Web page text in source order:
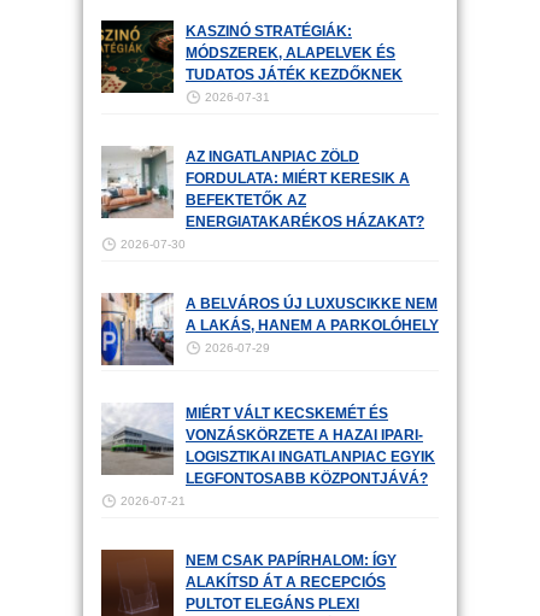
KASZINÓ STRATÉGIÁK:
MÓDSZEREK, ALAPELVEK ÉS
TUDATOS JÁTÉK KEZDŐKNEK
2026-07-31
AZ INGATLANPIAC ZÖLD
FORDULATA: MIÉRT KERESIK A
BEFEKTETŐK AZ
ENERGIATAKARÉKOS HÁZAKAT?
2026-07-30
A BELVÁROS ÚJ LUXUSCIKKE NEM
A LAKÁS, HANEM A PARKOLÓHELY
2026-07-29
MIÉRT VÁLT KECSKEMÉT ÉS
VONZÁSKÖRZETE A HAZAI IPARI-
LOGISZTIKAI INGATLANPIAC EGYIK
LEGFONTOSABB KÖZPONTJÁVÁ?
2026-07-21
NEM CSAK PAPÍRHALOM: ÍGY
ALAKÍTSD ÁT A RECEPCIÓS
PULTOT ELEGÁNS PLEXI